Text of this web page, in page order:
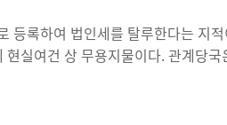
등록하여 법인세를 탈루한다는 지
실여건 상 무용지물이다. 관계당